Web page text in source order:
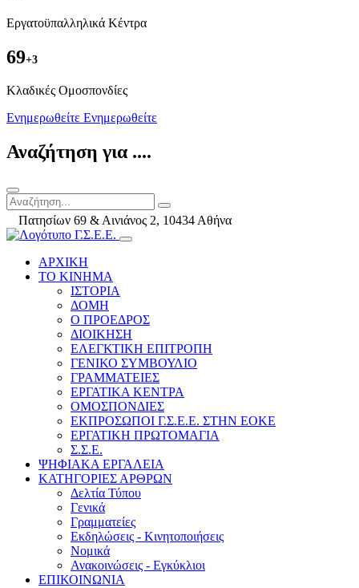
Εργατοϋπαλληλικά Κέντρα
69+3
Kλαδικές Ομοσπονδίες
Ενημερωθείτε Ενημερωθείτε
Αναζήτηση για ....
Πατησίων 69 & Αινιάνος 2, 10434 Αθήνα
ΑΡΧΙΚΗ
ΤΟ ΚΙΝΗΜΑ
ΙΣΤΟΡΙΑ
ΔΟΜΗ
Ο ΠΡΟΕΔΡΟΣ
ΔΙΟΙΚΗΣΗ
ΕΛΕΓΚΤΙΚΗ ΕΠΙΤΡΟΠΗ
ΓΕΝΙΚΟ ΣΥΜΒΟΥΛΙΟ
ΓΡΑΜΜΑΤΕΙΕΣ
ΕΡΓΑΤΙΚΑ ΚΕΝΤΡΑ
ΟΜΟΣΠΟΝΔΙΕΣ
ΕΚΠΡΟΣΩΠΟΙ Γ.Σ.Ε.Ε. ΣΤΗΝ ΕΟΚΕ
ΕΡΓΑΤΙΚΗ ΠΡΩΤΟΜΑΓΙΑ
Σ.Σ.Ε.
ΨΗΦΙΑΚΑ ΕΡΓΑΛΕΙΑ
ΚΑΤΗΓΟΡΙΕΣ ΑΡΘΡΩΝ
Δελτία Τύπου
Γενικά
Γραμματείες
Εκδηλώσεις - Κινητοποιήσεις
Νομικά
Ανακοινώσεις - Εγκύκλιοι
ΕΠΙΚΟΙΝΩΝΙΑ